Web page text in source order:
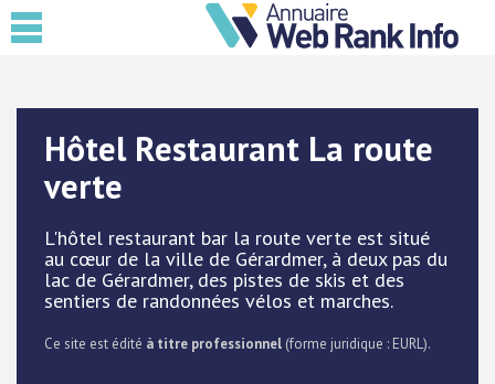
Hôtel Restaurant La route
verte
L'hôtel restaurant bar la route verte est situé
au cœur de la ville de Gérardmer, à deux pas du
lac de Gérardmer, des pistes de skis et des
sentiers de randonnées vélos et marches.
Ce site est édité à titre professionnel (forme juridique : EURL).